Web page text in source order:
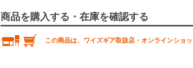
商品を購入する・在庫を確認する
この商品は、ワイズギア取扱店・オンラインショ